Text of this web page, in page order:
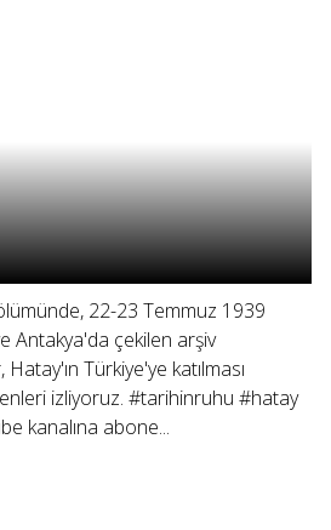
22-23 Temmuz 1939
Antakya'da çekilen arşiv
Türkiye'ye katılması
izliyoruz. #tarihinruhu #hatay
kanalına abone...